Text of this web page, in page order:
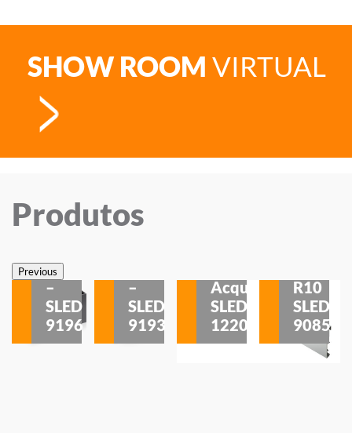
SHOW ROOM VIRTUAL
Produtos
PreviousSobrepor
–
SLED
9196
–
SLED
9193
Acqua
SLED
1220
R10
SLED
9085